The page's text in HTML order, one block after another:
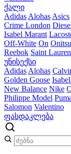
ქალი
Adidas Alohas Asics
Crime London
Isabel Marant
Off-White On
Reebok Saint
უნისექსი
Adidas Alohas
Golden Goose
New Balance Nike
Philippe Model
Salomon Valentino
ფასდაკლება